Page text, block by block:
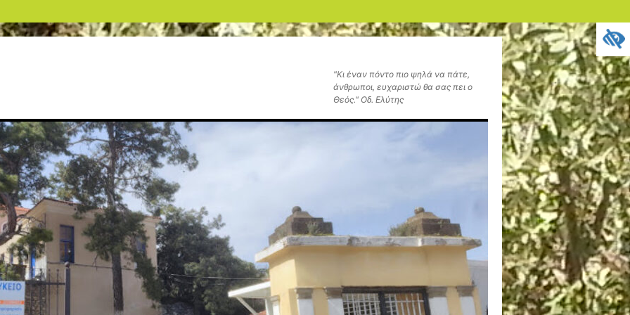
"Κι έναν πόντο πιο ψηλά να πάτε,
άνθρωποι, ευχαριστώ θα σας πει ο
Θεός." Οδ. Ελύτης